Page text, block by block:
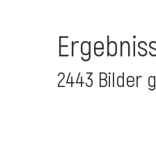
2443 Bilder